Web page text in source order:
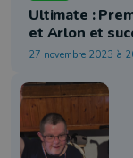
Ultimate :
et Arlon et
27 novembre 2023 à